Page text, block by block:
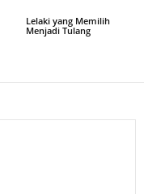
Lelaki yang Memilih
Menjadi Tulang